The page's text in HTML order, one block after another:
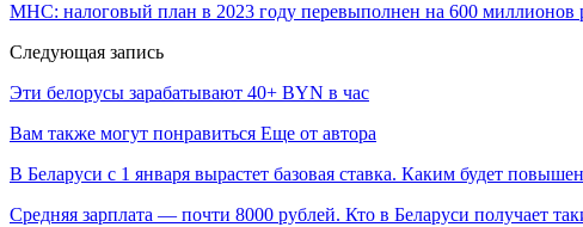
МНС: налоговый план в 2023 году перевыполнен на 600 миллионов
Следующая запись
Эти белорусы зарабатывают 40+ BYN в час
Вам также могут понравиться Еще от автора
В Беларуси с 1 января вырастет базовая ставка. Каким будет
Средняя зарплата — почти 8000 рублей. Кто в Беларуси получает